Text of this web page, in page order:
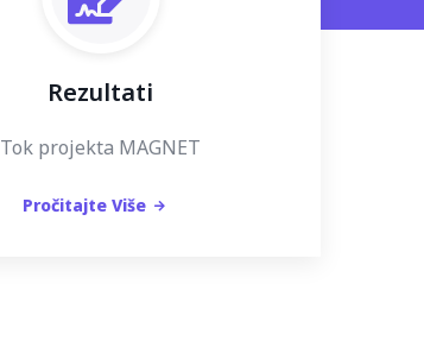
Rezultati
Tok projekta MAGNET
Pročitajte Više